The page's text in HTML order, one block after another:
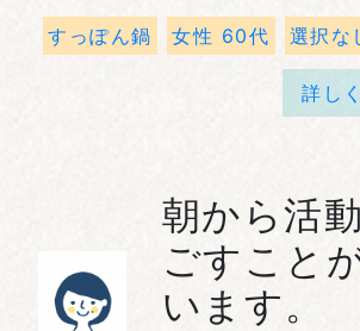
すっぽん鍋 女性 60代 選択な
詳し
朝から活
ごすこと
います。